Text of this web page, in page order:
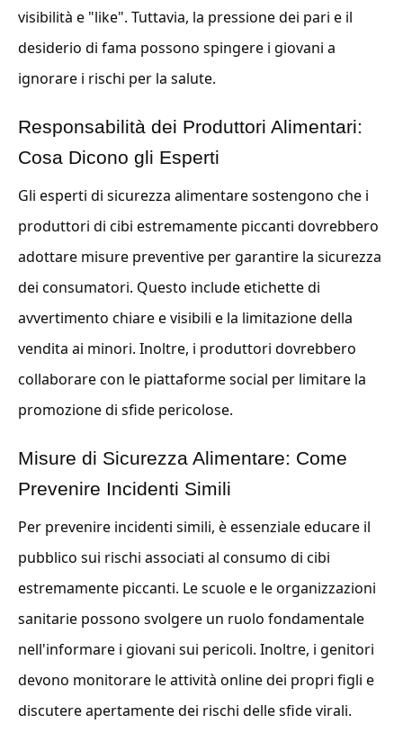
visibilità e "like". Tuttavia, la pressione dei pari e il
desiderio di fama possono spingere i giovani a
ignorare i rischi per la salute.
Responsabilità dei Produttori Alimentari:
Cosa Dicono gli Esperti
Gli esperti di sicurezza alimentare sostengono che i
produttori di cibi estremamente piccanti dovrebbero
adottare misure preventive per garantire la sicurezza
dei consumatori. Questo include etichette di
avvertimento chiare e visibili e la limitazione della
vendita ai minori. Inoltre, i produttori dovrebbero
collaborare con le piattaforme social per limitare la
promozione di sfide pericolose.
Misure di Sicurezza Alimentare: Come
Prevenire Incidenti Simili
Per prevenire incidenti simili, è essenziale educare il
pubblico sui rischi associati al consumo di cibi
estremamente piccanti. Le scuole e le organizzazioni
sanitarie possono svolgere un ruolo fondamentale
nell'informare i giovani sui pericoli. Inoltre, i genitori
devono monitorare le attività online dei propri figli e
discutere apertamente dei rischi delle sfide virali.